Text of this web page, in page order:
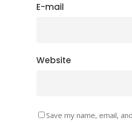
E-mail
Website
Save my name, email,